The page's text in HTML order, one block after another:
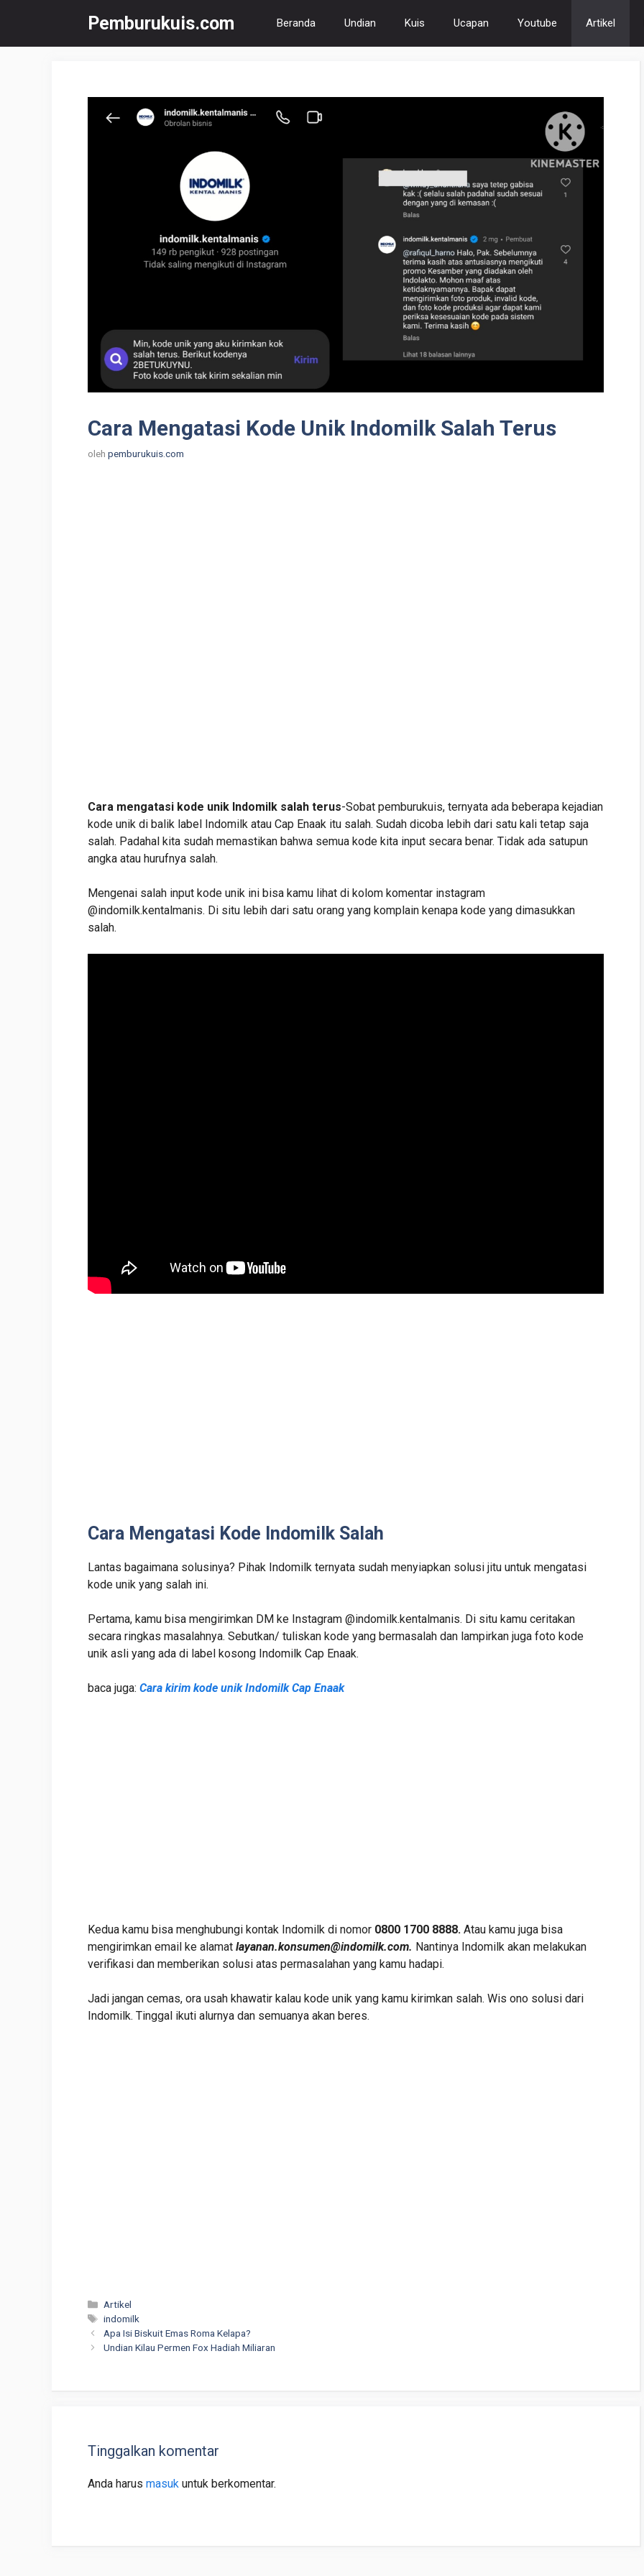
Pemburukuis.com Beranda Undian Kuis Ucapan Youtube Artikel
Cara Mengatasi Kode Unik Indomilk Salah Terus
oleh pemburukuis.com
Cara mengatasi kode unik Indomilk salah terus-Sobat pemburukuis, ternyata ada beberapa kejadian
kode unik di balik label Indomilk atau Cap Enaak itu salah. Sudah dicoba lebih dari satu kali tetap saja
salah. Padahal kita sudah memastikan bahwa semua kode kita input secara benar. Tidak ada satupun
angka atau hurufnya salah.
Mengenai salah input kode unik ini bisa kamu lihat di kolom komentar instagram
@indomilk.kentalmanis. Di situ lebih dari satu orang yang komplain kenapa kode yang dimasukkan
salah.
Cara Mengatasi Kode Indomilk Salah
Lantas bagaimana solusinya? Pihak Indomilk ternyata sudah menyiapkan solusi jitu untuk mengatasi
kode unik yang salah ini.
Pertama, kamu bisa mengirimkan DM ke Instagram @indomilk.kentalmanis. Di situ kamu ceritakan
secara ringkas masalahnya. Sebutkan/ tuliskan kode yang bermasalah dan lampirkan juga foto kode
unik asli yang ada di label kosong Indomilk Cap Enaak.
baca juga: Cara kirim kode unik Indomilk Cap Enaak
Kedua kamu bisa menghubungi kontak Indomilk di nomor 0800 1700 8888. Atau kamu juga bisa
mengirimkan email ke alamat layanan.konsumen@indomilk.com. Nantinya Indomilk akan melakukan
verifikasi dan memberikan solusi atas permasalahan yang kamu hadapi.
Jadi jangan cemas, ora usah khawatir kalau kode unik yang kamu kirimkan salah. Wis ono solusi dari
Indomilk. Tinggal ikuti alurnya dan semuanya akan beres.
Kategori
Artikel
Tag
indomilk
Apa Isi Biskuit Emas Roma Kelapa?
Undian Kilau Permen Fox Hadiah Miliaran
Tinggalkan komentar
Anda harus masuk untuk berkomentar.